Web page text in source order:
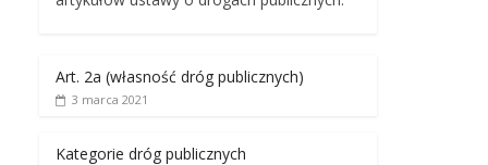
Art. 2a (własność dróg publicznych)
3 marca 2021
Kategorie dróg publicznych